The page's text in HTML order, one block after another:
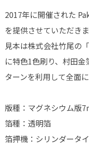
2017年に開催された
を提供させていただきま
見本は株式会社竹尾の
に特色1色刷り、村田
ターンを利用して全面
版種：マグネシウム
箔種：透明箔
箔押機：シリンダータ